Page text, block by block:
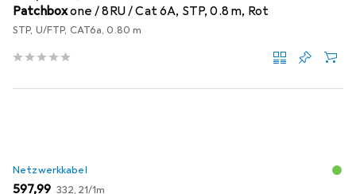
Patchboxone / 8RU / Cat 6A, STP, 0.8 m, Rot
STP, U/FTP, CAT6a, 0.80 m
Netzwerkkabel
EUR
597,99 EUR
332,21/1m